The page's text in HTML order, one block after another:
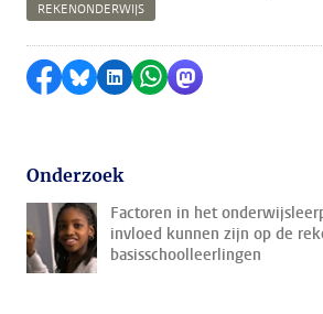
REKENONDERWIJS
Delen op Facebook
Delen via Bluesky
Delen op LinkedIn
Delen via WhatsApp
Delen via
Onderzoek
Factoren in het
invloed kunnen zijn op de
basisschoolleerlingen